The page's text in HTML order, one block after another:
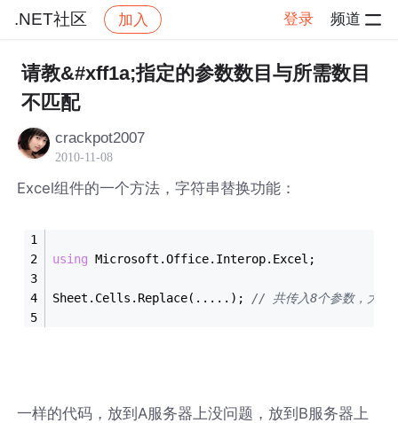
.NET社区 加入 登录 频道
社区 .NET社区 帖子详情
请教&#xff1a;指定的参数数目与所需数目
不匹配
crackpot2007
2010-11-08
Excel组件的一个方法，字符串替换功能：
using Microsoft.Office.Interop.Excel;
Sheet.Cells.Replace(.....); // 共传入8个参数，大家
一样的代码，放到A服务器上没问题，放到B服务器上